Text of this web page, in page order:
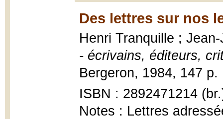
Des lettres sur nos
Henri Tranquille ;
- écrivains, éditeurs,
Bergeron, 1984, 147
ISBN : 2892471214
Notes : Lettres